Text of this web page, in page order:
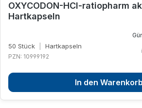
OXYCODON-HCl-ratiopharm
Hartkapseln
50 Stück Hartkapseln
PZN: 10999192
In den Warenkorb